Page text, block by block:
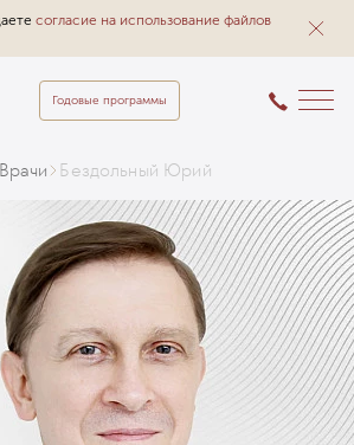
согласие на использование файлов
Годовые программы
Врачи Бездольный Юрий